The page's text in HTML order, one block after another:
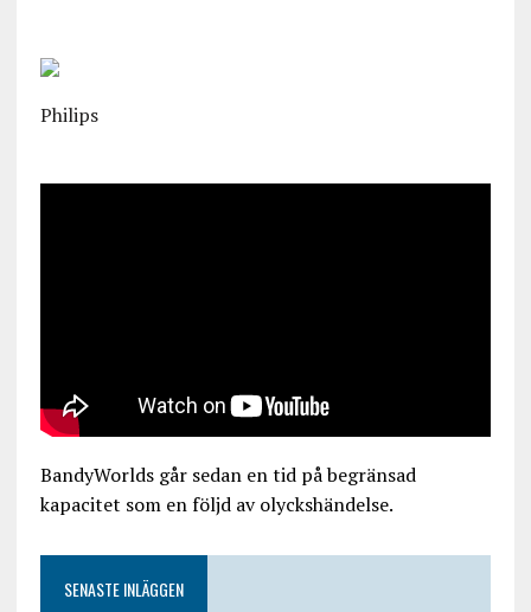
Philips
BandyWorlds går sedan en tid på begränsad
kapacitet som en följd av olyckshändelse.
SENASTE INLÄGGEN